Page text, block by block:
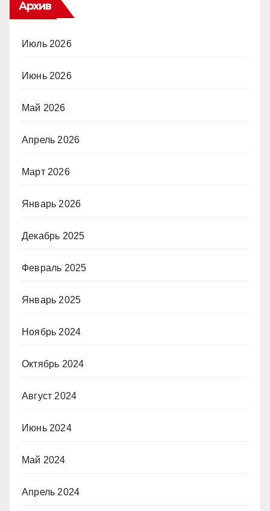
Архив
Июль 2026
Июнь 2026
Май 2026
Апрель 2026
Март 2026
Январь 2026
Декабрь 2025
Февраль 2025
Январь 2025
Ноябрь 2024
Октябрь 2024
Август 2024
Июнь 2024
Май 2024
Апрель 2024